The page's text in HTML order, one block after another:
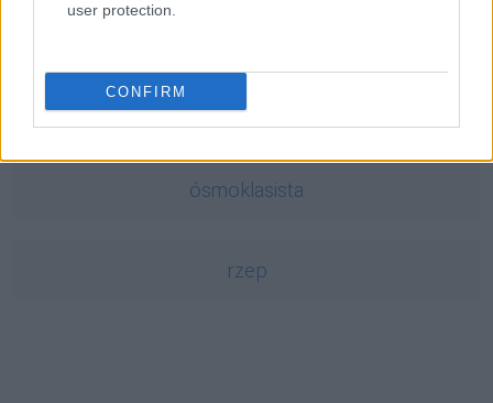
user protection.
CONFIRM
tzatziki
ósmoklasista
rzep